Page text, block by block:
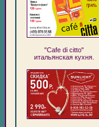
"Cafe di citto"
итальянская кухня.